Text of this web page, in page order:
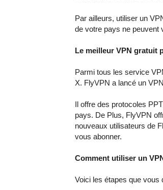
Par ailleurs, utiliser un
de votre pays ne peuvent
Le meilleur VPN gratuit
Parmi tous les service
X. FlyVPN a lancé un
Il offre des protocoles
pays. De Plus, FlyVPN
nouveaux utilisateurs de
vous abonner.
Comment utiliser un
Voici les étapes que